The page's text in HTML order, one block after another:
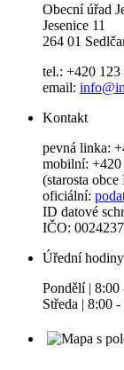
Obecní úřad
Jesenice 11
264 01
tel.: +420 123
email:
Kontakt
pevná linka:
mobilní:
(starosta
oficiální:
ID datové
IČO:
Úřední hodiny
Pondělí | 8:00
Středa | 8:00